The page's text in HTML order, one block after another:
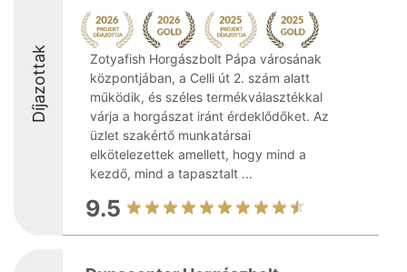
Díjazottak
Zotyafish Horgászbolt Pápa városának
központjában, a Celli út 2. szám alatt
működik, és széles termékválasztékkal
várja a horgászat iránt érdeklődőket. Az
üzlet szakértő munkatársai
elkötelezettek amellett, hogy mind a
kezdő, mind a tapasztalt ...
9.5